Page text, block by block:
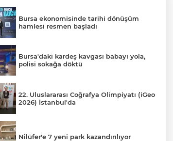
Bursa ekonomisinde tarihi dönüşüm
hamlesi resmen başladı
Bursa'daki kardeş kavgası babayı yola,
polisi sokağa döktü
22. Uluslararası Coğrafya Olimpiyatı (iGeo
2026) İstanbul'da
Nilüfer'e 7 yeni park kazandırılıyor